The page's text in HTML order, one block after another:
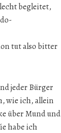
begleitet,
tut also bitter
jeder Bürger
wie ich, allein
über Mund und
habe ich